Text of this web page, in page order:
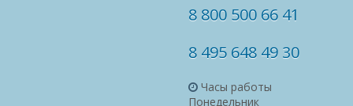
8 800 500 66 41
8 495 648 49 30
Часы работы
Понедельник